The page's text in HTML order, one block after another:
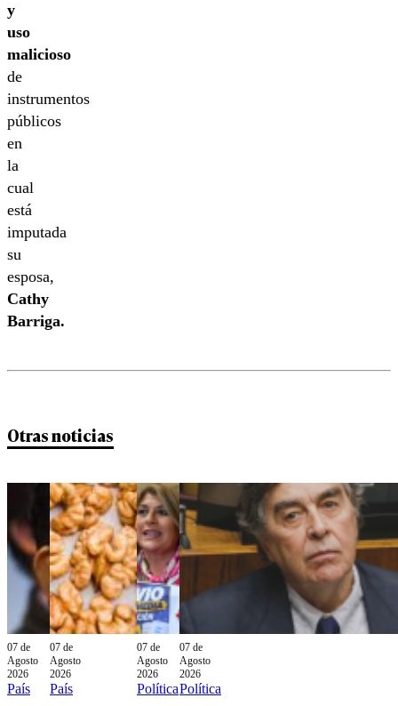
y
uso
malicioso
de
instrumentos
públicos
en
la
cual
está
imputada
su
esposa,
Cathy
Barriga.
Otras noticias
07 de
Agosto
2026
País
07 de
Agosto
2026
País
07 de
Agosto
2026
Política
07 de
Agosto
2026
Política